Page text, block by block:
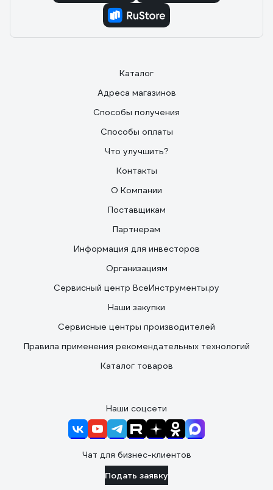
Каталог
Адреса магазинов
Способы получения
Способы оплаты
Что улучшить?
Контакты
О Компании
Поставщикам
Партнерам
Информация для инвесторов
Организациям
Сервисный центр ВсеИнструменты.ру
Наши закупки
Сервисные центры производителей
Правила применения рекомендательных технологий
Каталог товаров
Наши соцсети
Чат для бизнес-клиентов
Подать заявку